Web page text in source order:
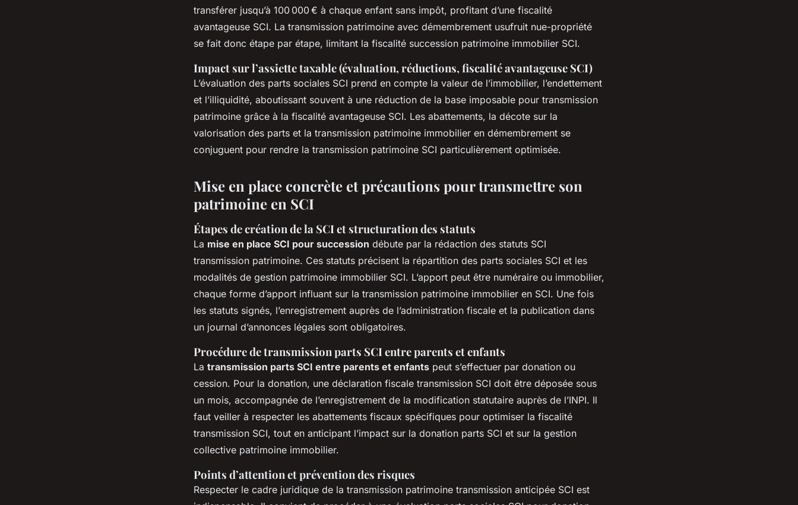
transférer jusqu’à 100 000 € à chaque enfant sans impôt, profitant d’une fiscalité
avantageuse SCI. La transmission patrimoine avec démembrement usufruit nue-propriété
se fait donc étape par étape, limitant la fiscalité succession patrimoine immobilier SCI.
Impact sur l’assiette taxable (évaluation, réductions, fiscalité avantageuse SCI)
L’évaluation des parts sociales SCI prend en compte la valeur de l’immobilier, l’endettement
et l’illiquidité, aboutissant souvent à une réduction de la base imposable pour transmission
patrimoine grâce à la fiscalité avantageuse SCI. Les abattements, la décote sur la
valorisation des parts et la transmission patrimoine immobilier en démembrement se
conjuguent pour rendre la transmission patrimoine SCI particulièrement optimisée.
Mise en place concrète et précautions pour transmettre son
patrimoine en SCI
Étapes de création de la SCI et structuration des statuts
La mise en place SCI pour succession débute par la rédaction des statuts SCI
transmission patrimoine. Ces statuts précisent la répartition des parts sociales SCI et les
modalités de gestion patrimoine immobilier SCI. L’apport peut être numéraire ou immobilier,
chaque forme d’apport influant sur la transmission patrimoine immobilier en SCI. Une fois
les statuts signés, l’enregistrement auprès de l’administration fiscale et la publication dans
un journal d’annonces légales sont obligatoires.
Procédure de transmission parts SCI entre parents et enfants
La transmission parts SCI entre parents et enfants peut s’effectuer par donation ou
cession. Pour la donation, une déclaration fiscale transmission SCI doit être déposée sous
un mois, accompagnée de l’enregistrement de la modification statutaire auprès de l’INPI. Il
faut veiller à respecter les abattements fiscaux spécifiques pour optimiser la fiscalité
transmission SCI, tout en anticipant l’impact sur la donation parts SCI et sur la gestion
collective patrimoine immobilier.
Points d’attention et prévention des risques
Respecter le cadre juridique de la transmission patrimoine transmission anticipée SCI est